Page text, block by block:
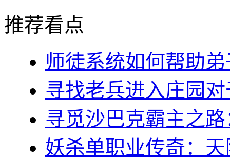
推荐看点
师徒系统如何帮助弟
寻找老兵进入庄园
寻觅沙巴克霸主之
妖杀单职业传奇：